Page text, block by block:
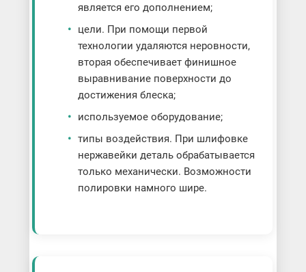
является его дополнением;
цели. При помощи первой
технологии удаляются неровности,
вторая обеспечивает финишное
выравнивание поверхности до
достижения блеска;
используемое оборудование;
типы воздействия. При шлифовке
нержавейки деталь обрабатывается
только механически. Возможности
полировки намного шире.